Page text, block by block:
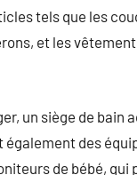
tels que les
et les
un siège de bain
également des
de bébé, qui